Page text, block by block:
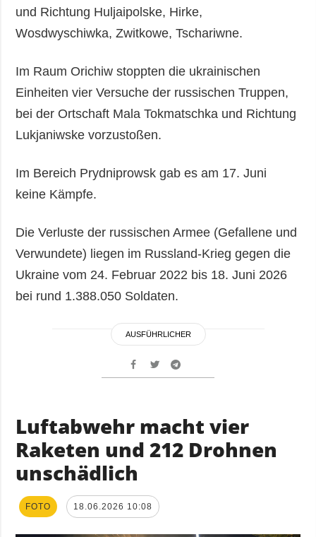
und Richtung Huljaipolske, Hirke,
Wosdwyschiwka, Zwitkowe, Tschariwne.
Im Raum Orichiw stoppten die ukrainischen
Einheiten vier Versuche der russischen Truppen,
bei der Ortschaft Mala Tokmatschka und Richtung
Lukjaniwske vorzustoßen.
Im Bereich Prydniprowsk gab es am 17. Juni
keine Kämpfe.
Die Verluste der russischen Armee (Gefallene und
Verwundete) liegen im Russland-Krieg gegen die
Ukraine vom 24. Februar 2022 bis 18. Juni 2026
bei rund 1.388.050 Soldaten.
AUSFÜHRLICHER
Luftabwehr macht vier
Raketen und 212 Drohnen
unschädlich
FOTO 18.06.2026 10:08